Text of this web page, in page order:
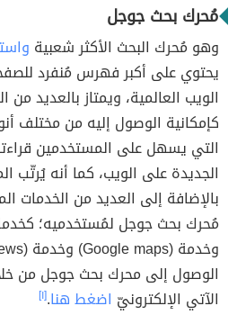
مُحرك بحث جوجل
وهو مُحرك البحث الأكثر شعبية
يحتوي على أكبر فهرس مُنفرد
الويب العالمية، ويمتاز بالعديد من
كإمكانية الوصول إليه من مختلف
التي يسهل على المستخدمين
الجديدة على الويب، كما أنه يُرتّب
بالإضافة إلى العديد من الخدمات
الوصول إلى محرك بحث جوجل من
الآتي الإلكترونيّ اضغط هنا.[١]